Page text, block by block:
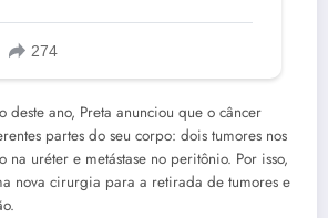
deste ano, Preta anunciou que o câncer
partes do seu corpo: dois tumores nos
na uréter e metástase no peritônio. Por isso,
nova cirurgia para a retirada de tumores e